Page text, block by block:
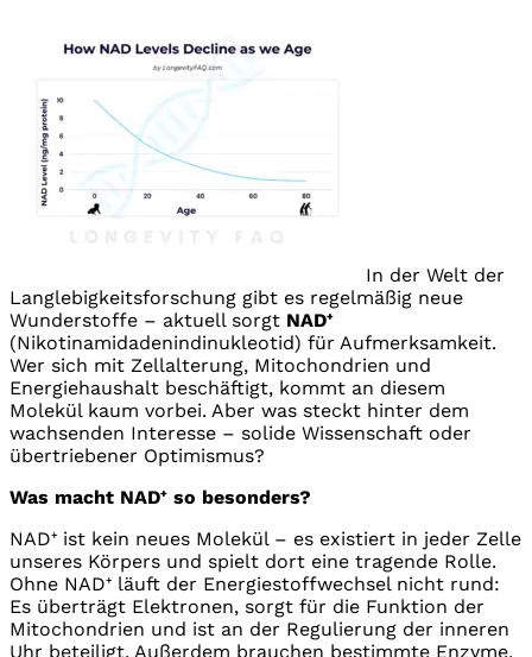
In der Welt der
Langlebigkeitsforschung gibt es regelmäßig neue
Wunderstoffe – aktuell sorgt NAD⁺
(Nikotinamidadenindinukleotid) für Aufmerksamkeit.
Wer sich mit Zellalterung, Mitochondrien und
Energiehaushalt beschäftigt, kommt an diesem
Molekül kaum vorbei. Aber was steckt hinter dem
wachsenden Interesse – solide Wissenschaft oder
übertriebener Optimismus?
Was macht NAD⁺ so besonders?
NAD⁺ ist kein neues Molekül – es existiert in jeder Zelle
unseres Körpers und spielt dort eine tragende Rolle.
Ohne NAD⁺ läuft der Energiestoffwechsel nicht rund:
Es überträgt Elektronen, sorgt für die Funktion der
Mitochondrien und ist an der Regulierung der inneren
Uhr beteiligt. Außerdem brauchen bestimmte Enzyme,